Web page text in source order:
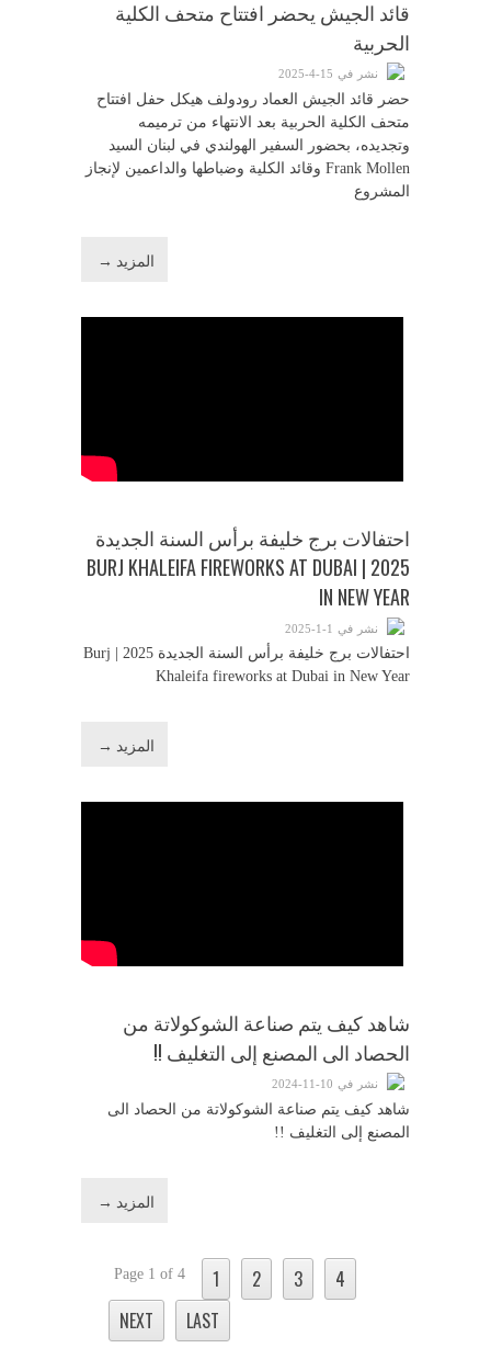
قائد الجيش يحضر افتتاح متحف الكلية
الحربية
نشر في 15-4-2025
حضر قائد الجيش العماد رودولف هيكل حفل افتتاح
متحف الكلية الحربية بعد الانتهاء من ترميمه
وتجديده، بحضور السفير الهولندي في لبنان السيد
Frank Mollen وقائد الكلية وضباطها والداعمين لإنجاز
المشروع
المزيد →
احتفالات برج خليفة برأس السنة الجديدة
2025 | BURJ KHALEIFA FIREWORKS AT DUBAI
IN NEW YEAR
نشر في 1-1-2025
احتفالات برج خليفة برأس السنة الجديدة 2025 | Burj
Khaleifa fireworks at Dubai in New Year
المزيد →
شاهد كيف يتم صناعة الشوكولاتة من
الحصاد الى المصنع إلى التغليف !!
نشر في 10-11-2024
شاهد كيف يتم صناعة الشوكولاتة من الحصاد الى
المصنع إلى التغليف !!
المزيد →
Page 1 of 4 1 2 3
4
NEXT
LAST